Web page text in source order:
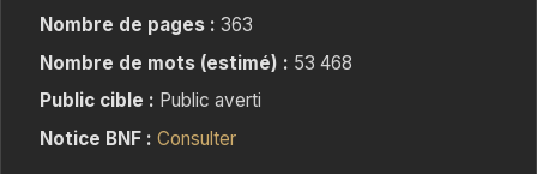
Entre Bear, le colosse au cœur tendre, Law
l’impulsif, et les frères d’armes prêts à tout pour
protéger les leurs, Elie découvre un monde où
une menace surgit sous les traits de Prednisoff,
Nombre de pages : 363
Nombre de mots (estimé) : 53 468
Public cible : Public averti
Notice BNF : Consulter